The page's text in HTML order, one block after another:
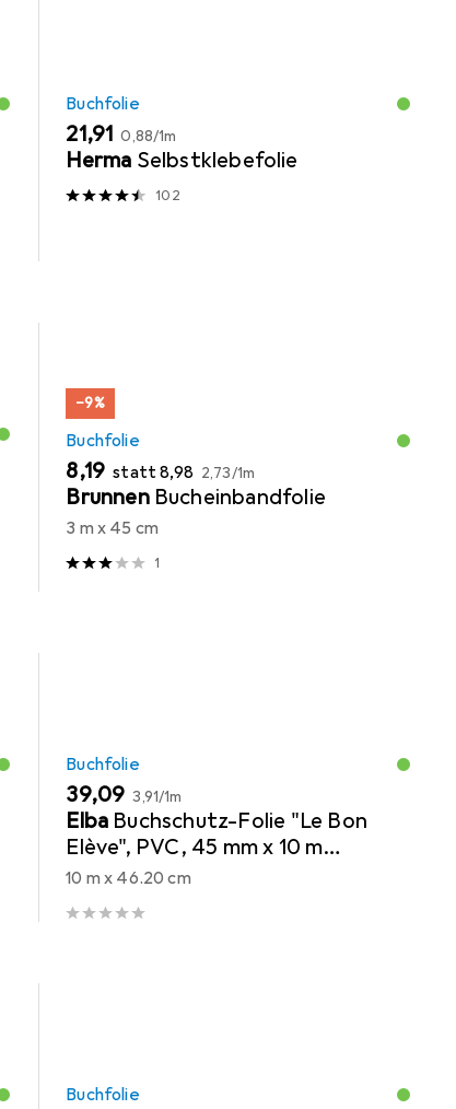
Buchfolie
EUR
21,91 EUR
0,88/1m
Herma Selbstklebefolie
102
−9%
Buchfolie
EUR
8,19 stattEUR
8,98 EUR
2,73/1m
Brunnen Bucheinbandfolie
3 m x 45 cm
1
Buchfolie
EUR
39,09 EUR
3,91/1m
Elba Buchschutz-Folie "Le Bon
Elève", PVC, 45 mm x 10 m
transparent, zum Schutz von
Büchern
10 m x 46.20 cm
Buchfolie